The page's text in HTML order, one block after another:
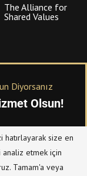
The Alliance for
Shared Values
Diyorsanız
Olsun!
bağışta
size en
etmek için
Tamam'a veya